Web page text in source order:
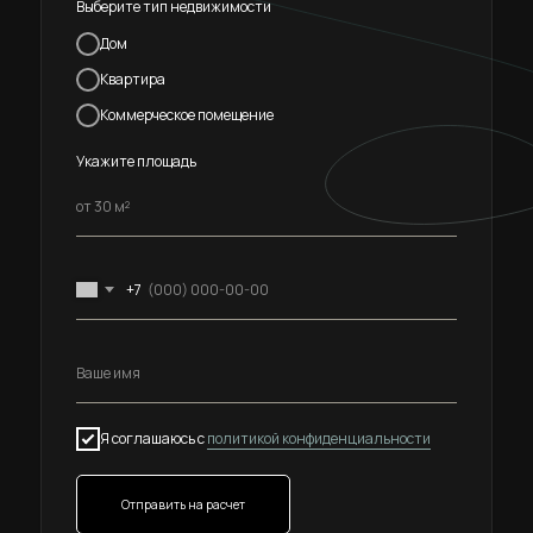
Выберите тип недвижимости
Дом
Квартира
Коммерческое помещение
Укажите площадь
+7
Я соглашаюсь сполитикой конфиденциальности
Отправить на расчет